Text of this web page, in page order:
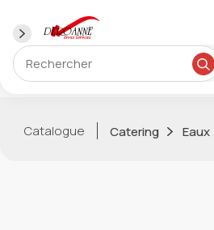
Catalogue Catering Eaux